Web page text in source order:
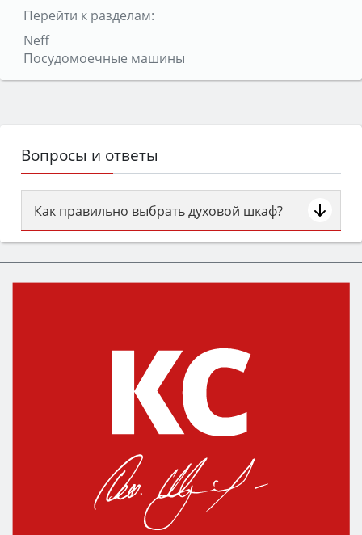
Перейти к разделам:
Neff
Посудомоечные машины
Вопросы и ответы
Как правильно выбрать духовой шкаф?
Сначала определитесь с типом (газовый или
электрический) и габаритами под вашу нишу,
затем смотрите на объём 50–70 л для семьи,